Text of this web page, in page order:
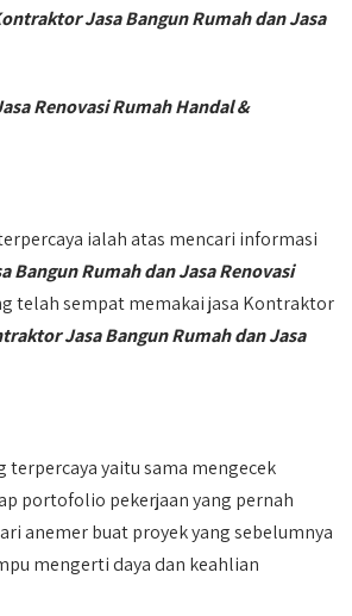
Jasa Bangun Rumah dan Jasa
Renovasi Rumah Handal &
ialah atas mencari informasi
Bangun Rumah dan Jasa Renovasi
telah sempat memakai jasa Kontraktor
Jasa Bangun Rumah dan Jasa
yaitu sama mengecek
portofolio pekerjaan yang pernah
anemer buat proyek yang sebelumnya
mengerti daya dan keahlian